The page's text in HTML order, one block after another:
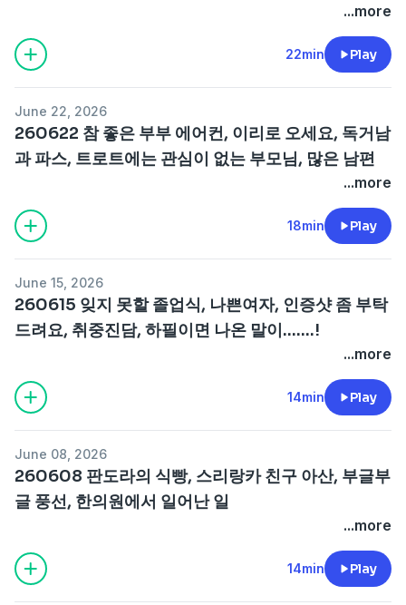
...more
22min Play
June 22, 2026
260622 참 좋은 부부 에어컨, 이리로 오세요, 독거남
과 파스, 트로트에는 관심이 없는 부모님, 많은 남편
...more
18min Play
June 15, 2026
260615 잊지 못할 졸업식, 나쁜여자, 인증샷 좀 부탁
드려요, 취중진담, 하필이면 나온 말이.......!
...more
14min Play
June 08, 2026
260608 판도라의 식빵, 스리랑카 친구 아산, 부글부
글 풍선, 한의원에서 일어난 일
...more
14min Play